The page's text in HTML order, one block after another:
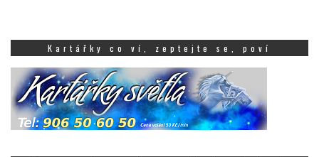
Kartářky co ví, zeptejte se, poví